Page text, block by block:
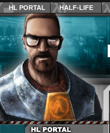
HL PORTAL HALF-LIFE